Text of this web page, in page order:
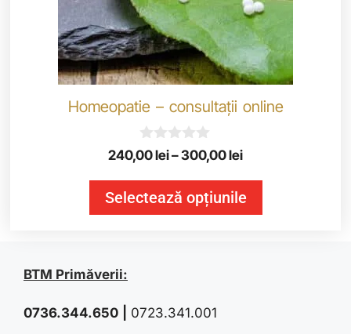
Homeopatie – consultații online
0
o
u
t
o
f
240,00lei–300,00lei
Selectează opțiunile
BTM Primăverii:
0736.344.650 0723.341.001